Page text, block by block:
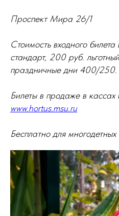
Проспект Мира 26/1
Стоимость входного
стандарт, 200 руб.
праздничные дни 400/250.
Билеты в продаже в кассах
www.hortus.msu.ru
Бесплатно для